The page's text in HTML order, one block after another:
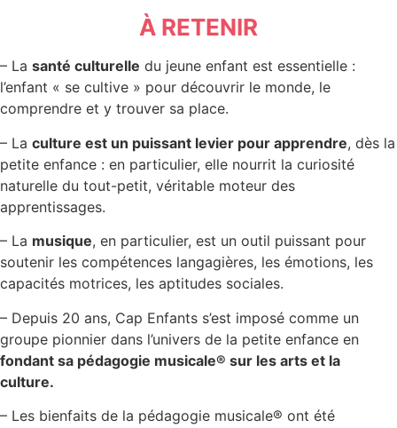
À RETENIR
– La santé culturelle du jeune enfant est essentielle :
l’enfant « se cultive » pour découvrir le monde, le
comprendre et y trouver sa place.
– La culture est un puissant levier pour apprendre, dès la
petite enfance : en particulier, elle nourrit la curiosité
naturelle du tout-petit, véritable moteur des
apprentissages.
– La musique, en particulier, est un outil puissant pour
soutenir les compétences langagières, les émotions, les
capacités motrices, les aptitudes sociales.
– Depuis 20 ans, Cap Enfants s’est imposé comme un
groupe pionnier dans l’univers de la petite enfance en
fondant sa pédagogie musicale® sur les arts et la
culture.
– Les bienfaits de la pédagogie musicale® ont été